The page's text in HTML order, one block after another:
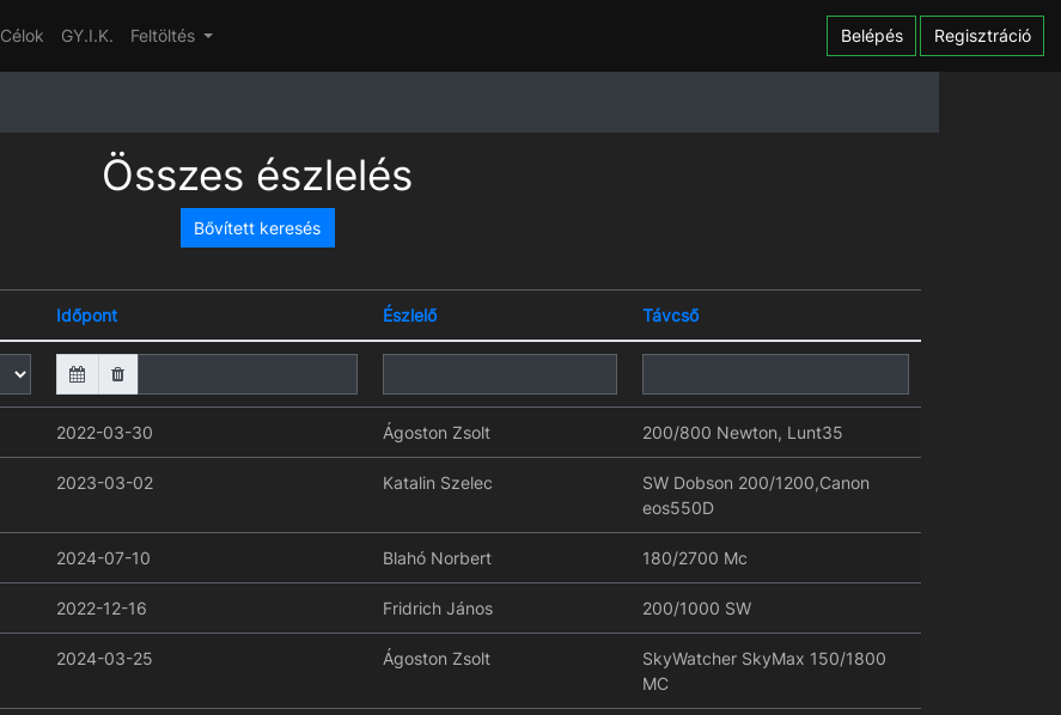
Célok GY.I.K. Feltöltés Belépés Regisztráció
Összes észlelés
Bővített keresés
Időpont Észlelő Távcső
2022-03-30 Ágoston Zsolt 200/800 Newton, Lunt35
2023-03-02 Katalin Szelec
SW Dobson 200/1200,Canon
eos550D
2024-07-10 Blahó Norbert 180/2700 Mc
2022-12-16 Fridrich János 200/1000 SW
2024-03-25 Ágoston Zsolt
SkyWatcher SkyMax 150/1800
MC